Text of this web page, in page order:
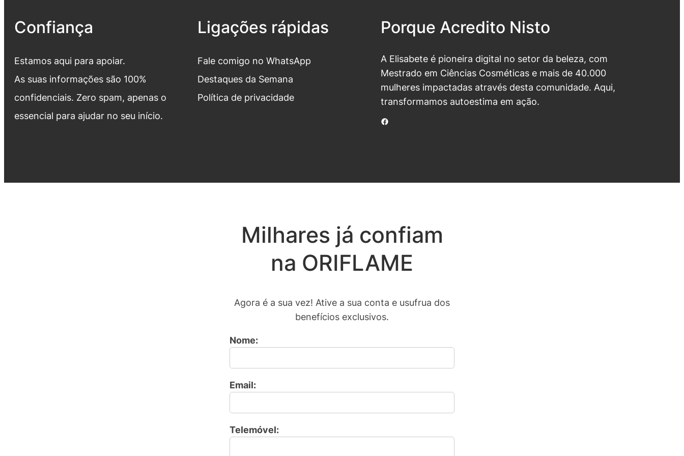
Confiança
Estamos aqui para apoiar.
As suas informações são 100%
confidenciais. Zero spam, apenas o
essencial para ajudar no seu início.
Ligações rápidas
Fale comigo no WhatsApp
Destaques da Semana
Política de privacidade
Porque Acredito Nisto
A Elisabete é pioneira digital no setor da beleza, com
Mestrado em Ciências Cosméticas e mais de 40.000
mulheres impactadas através desta comunidade. Aqui,
transformamos autoestima em ação.
Facebook
Milhares já confiam
na ORIFLAME
Agora é a sua vez! Ative a sua conta e usufrua dos
benefícios exclusivos.
Nome:
Email:
Telemóvel: